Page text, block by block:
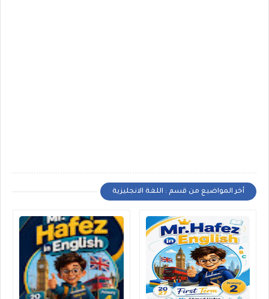
أخر المواضيع من قسم : اللغة الانجليزية